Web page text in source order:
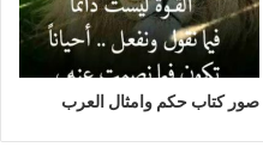
صور كتاب حكم وامثال العرب